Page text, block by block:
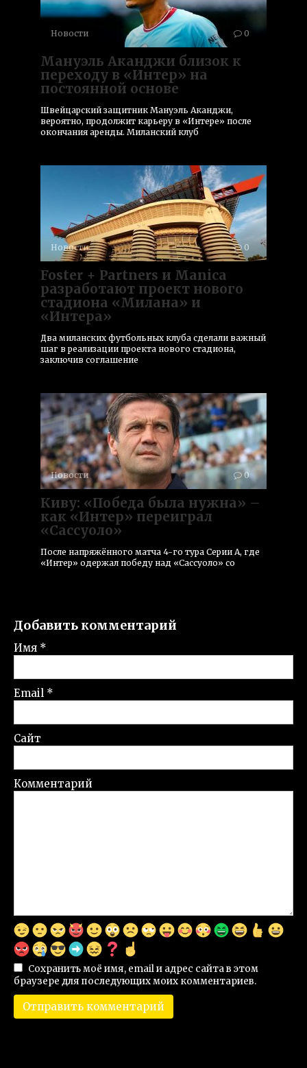
Новости 0
Мануэль Аканджи близок к
переходу в «Интер» на
постоянной основе
Швейцарский защитник Мануэль Аканджи,
вероятно, продолжит карьеру в «Интере» после
окончания аренды. Миланский клуб
Новости 0
Foster + Partners и Manica
разработают проект нового
стадиона «Милана» и
«Интера»
Два миланских футбольных клуба сделали важный
шаг в реализации проекта нового стадиона,
заключив соглашение
Новости 0
Киву: «Победа была нужна» –
как «Интер» переиграл
«Сассуоло»
После напряжённого матча 4-го тура Серии А, где
«Интер» одержал победу над «Сассуоло» со
Добавить комментарий
Имя *
Email *
Сайт
Комментарий
Сохранить моё имя, email и адрес сайта в этом
браузере для последующих моих комментариев.